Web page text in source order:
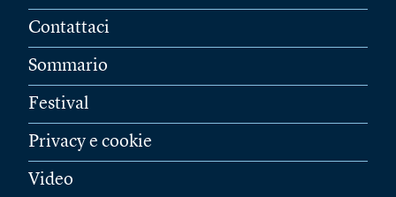
Contattaci
Sommario
Festival
Privacy e cookie
Video